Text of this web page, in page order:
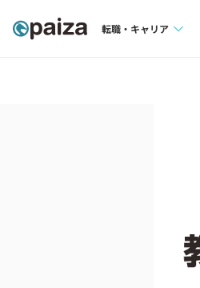
転職・キャリア